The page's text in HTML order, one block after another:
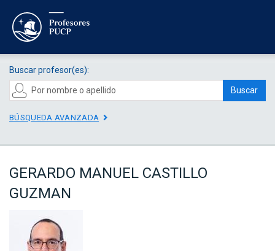
Buscar profesor(es):
Buscar
BÚSQUEDA AVANZADA
GERARDO MANUEL CASTILLO
GUZMAN